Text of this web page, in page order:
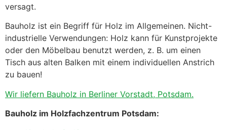
versagt.
Bauholz ist ein Begriff für Holz im Allgemeinen. Nicht-
industrielle Verwendungen: Holz kann für Kunstprojekte
oder den Möbelbau benutzt werden, z. B. um einen
Tisch aus alten Balken mit einem individuellen Anstrich
zu bauen!
Wir liefern Bauholz in Berliner Vorstadt, Potsdam.
Bauholz im Holzfachzentrum Potsdam: